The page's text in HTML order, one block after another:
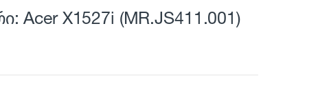
Acer X1527i (MR.JS411.001)